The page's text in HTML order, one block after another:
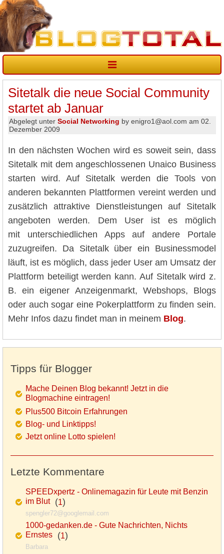
Sitetalk die neue Social Community
startet ab Januar
Abgelegt unter Social Networking by enigro1@aol.com am 02.
Dezember 2009
In den nächsten Wochen wird es soweit sein, dass
Sitetalk mit dem angeschlossenen Unaico Business
starten wird. Auf Sitetalk werden die Tools von
anderen bekannten Plattformen vereint werden und
zusätzlich attraktive Dienstleistungen auf Sitetalk
angeboten werden. Dem User ist es möglich
mit unterschiedlichen Apps auf andere Portale
zuzugreifen. Da Sitetalk über ein Businessmodel
läuft, ist es möglich, dass jeder User am Umsatz der
Plattform beteiligt werden kann. Auf Sitetalk wird z.
B. ein eigener Anzeigenmarkt, Webshops, Blogs
oder auch sogar eine Pokerplattform zu finden sein.
Mehr Infos dazu findet man in meinem Blog.
Tipps für Blogger
Mache Deinen Blog bekannt! Jetzt in die
Blogmachine eintragen!
Plus500 Bitcoin Erfahrungen
Blog- und Linktipps!
Jetzt online Lotto spielen!
Letzte Kommentare
SPEEDxpertz - Onlinemagazin für Leute mit Benzin
im Blut(1)
spengler72@googlemail.com
1000-gedanken.de - Gute Nachrichten, Nichts
Ernstes (1)
Barbara